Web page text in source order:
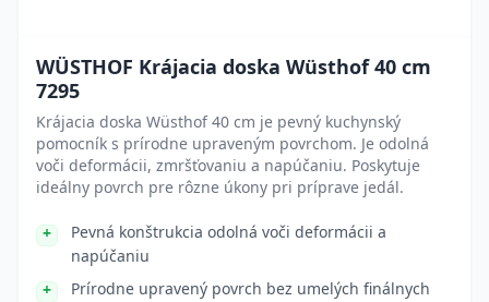
WÜSTHOF Krájacia doska Wüsthof 40 cm
7295
Krájacia doska Wüsthof 40 cm je pevný kuchynský
pomocník s prírodne upraveným povrchom. Je odolná
voči deformácii, zmršťovaniu a napúčaniu. Poskytuje
ideálny povrch pre rôzne úkony pri príprave jedál.
Pevná konštrukcia odolná voči deformácii a
napúčaniu
Prírodne upravený povrch bez umelých finálnych